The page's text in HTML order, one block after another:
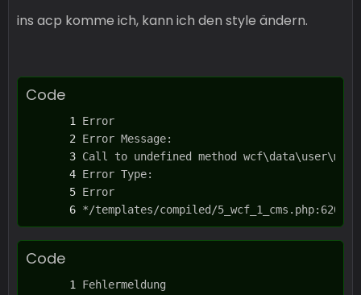
ins acp komme ich, kann ich den style ändern.
Code
*/templates/compiled/5_wcf_1_cms.php:620
Code